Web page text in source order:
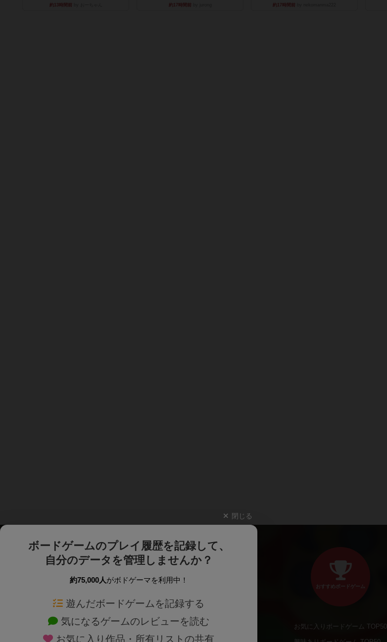
約13時間前 約17時間前 約17時間前
閉じる
ボードゲームのプレイ履歴を記録して、
自分のデータを管理しませんか？
約75,000人がボドゲーマを利用中！
遊んだボードゲームを記録する
気になるゲームのレビューを読む
お気に入り作品・所有リストの共有
ボードゲームを検索する 新作・再入荷情報
おすすめボードゲーム
お気に入りボードゲーム TOP50